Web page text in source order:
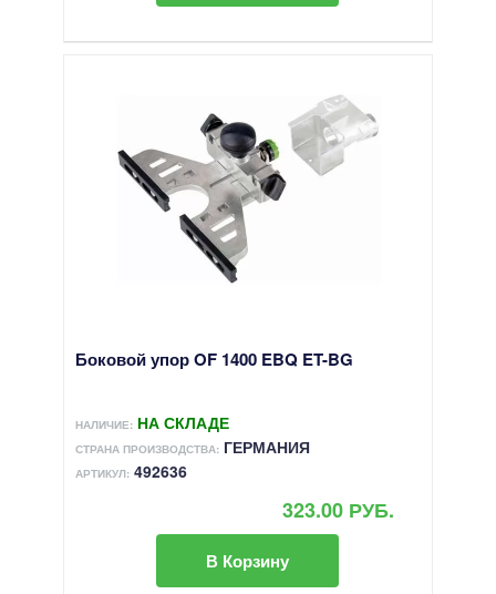
Боковой упор OF 1400 EBQ ET-BG
НАЛИЧИЕ: НА СКЛАДЕ
СТРАНА ПРОИЗВОДСТВА:ГЕРМАНИЯ
АРТИКУЛ:492636
323.00 РУБ.
В Корзину